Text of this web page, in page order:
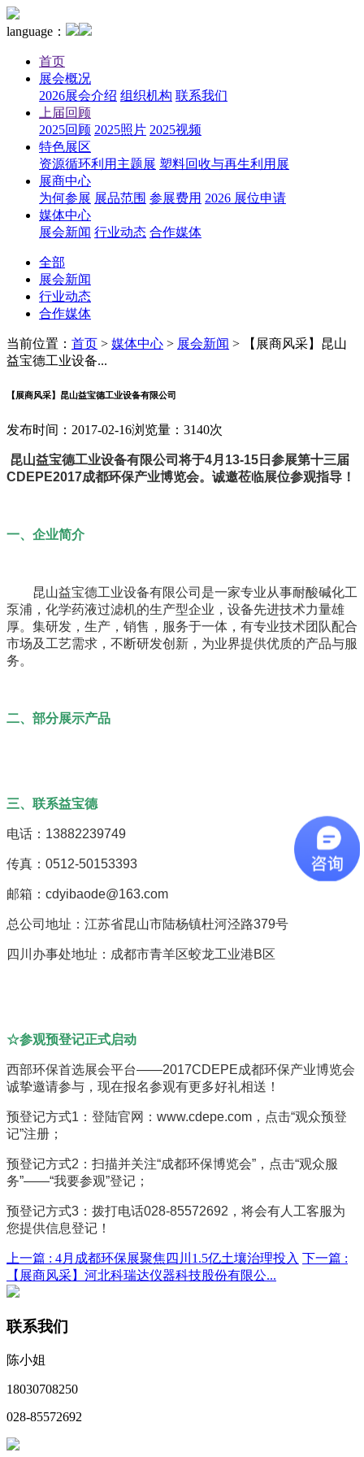
language：
首页
展会概况
2026展会介绍 组织机构 联系我们
上届回顾
2025回顾 2025照片 2025视频
特色展区
资源循环利用主题展 塑料回收与再生利用展
展商中心
为何参展 展品范围 参展费用 2026 展位申请
媒体中心
展会新闻 行业动态 合作媒体
全部
展会新闻
行业动态
合作媒体
当前位置： 首页 > 媒体中心 > 展会新闻 >
【展商风采】昆山
益宝德工业设备...
【展商风采】昆山益宝德工业设备有限公司
发布时间：2017-02-16浏览量：3140次
昆山益宝德工业设备有限公司将于4月13-15日参展第十三届
CDEPE2017成都环保产业博览会。诚邀莅临展位参观指导！
一、企业简介
昆山益宝德工业设备有限公司是一家专业从事耐酸碱化工
泵浦，化学药液过滤机的生产型企业，设备先进技术力量雄
厚。集研发，生产，销售，服务于一体，有专业技术团队配合
市场及工艺需求，不断研发创新，为业界提供优质的产品与服
务。
二、部分展示产品
三、联系益宝德
电话：13882239749
传真：0512-50153393
邮箱：cdyibaode@163.com
总公司地址：江苏省昆山市陆杨镇杜河泾路379号
四川办事处地址：成都市青羊区蛟龙工业港B区
☆参观预登记正式启动
西部环保首选展会平台——2017CDEPE成都环保产业博览会
诚挚邀请参与，现在报名参观有更多好礼相送！
预登记方式1：登陆官网：www.cdepe.com，点击“观众预登
记”注册；
预登记方式2：扫描并关注“成都环保博览会”，点击“观众服
务”——“我要参观”登记；
预登记方式3：拨打电话028-85572692，将会有人工客服为
您提供信息登记！
上一篇 : 4月成都环保展聚焦四川1.5亿土壤治理投入 下一篇 :
【展商风采】河北科瑞达仪器科技股份有限公...
联系我们
陈小姐
18030708250
028-85572692